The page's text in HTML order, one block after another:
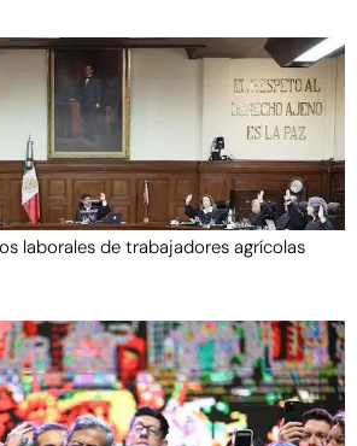
laborales de trabajadores agrícolas